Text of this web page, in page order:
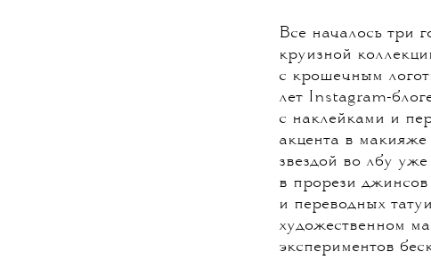
Все началось три
круизной
с крошечным
лет Instagram-
с наклейками и
акцента в
звездой во лбу
в прорези
и переводных
художественном
экспериментов